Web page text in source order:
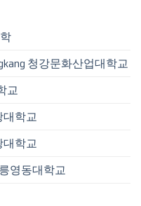
청강문화산업대학교
교
대학교
대학교
릉영동대학교